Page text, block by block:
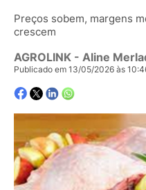
Preços sobem, margens
crescem
AGROLINK - Aline
Publicado em 13/05/2026 às